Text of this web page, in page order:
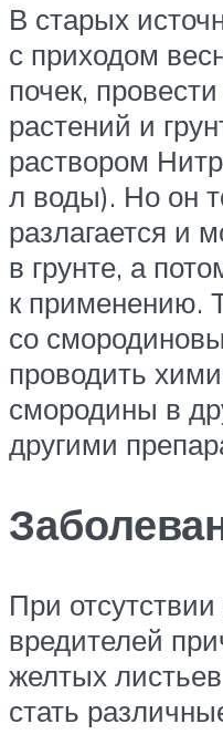
В старых
с приходом
почек,
растений и
раствором
л воды). Но он
разлагается и
в грунте, а
к применению.
со
проводить
смородины в
другими
При
вредителей
желтых
стать